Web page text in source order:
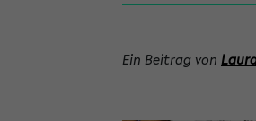
Ein Beitrag von